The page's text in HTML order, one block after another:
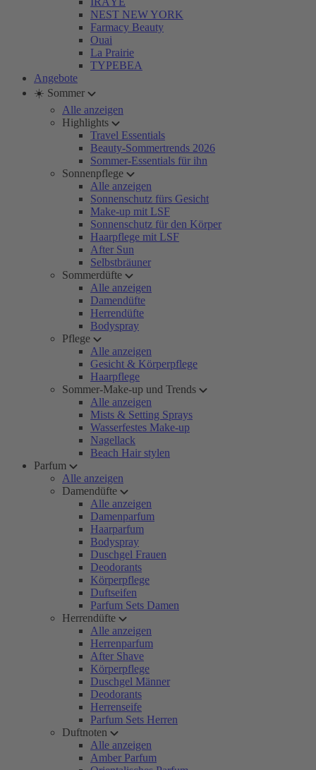
NEST NEW YORK
Farmacy Beauty
Ouai
La Prairie
TYPEBEA
Angebote
☀️ Sommer
Alle anzeigen
Highlights
Travel Essentials
Beauty-Sommertrends 2026
Sommer-Essentials für ihn
Sonnenpflege
Alle anzeigen
Sonnenschutz fürs Gesicht
Make-up mit LSF
Sonnenschutz für den Körper
Haarpflege mit LSF
After Sun
Selbstbräuner
Sommerdüfte
Alle anzeigen
Damendüfte
Herrendüfte
Bodyspray
Pflege
Alle anzeigen
Gesicht & Körperpflege
Haarpflege
Sommer-Make-up und Trends
Alle anzeigen
Mists & Setting Sprays
Wasserfestes Make-up
Nagellack
Beach Hair stylen
Parfum
Alle anzeigen
Damendüfte
Alle anzeigen
Damenparfum
Haarparfum
Bodyspray
Duschgel Frauen
Deodorants
Körperpflege
Duftseifen
Parfum Sets Damen
Herrendüfte
Alle anzeigen
Herrenparfum
After Shave
Körperpflege
Duschgel Männer
Deodorants
Herrenseife
Parfum Sets Herren
Duftnoten
Alle anzeigen
Amber Parfum